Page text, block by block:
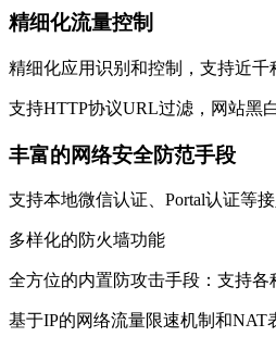
精细化流量控制
精细化应用识别和控制，支持近
支持HTTP协议URL过滤，网站黑
丰富的网络安全防范手段
支持本地微信认证、Portal认证等
多样化的防火墙功能
全方位的内置防攻击手段：支持
基于IP的网络流量限速机制和NAT